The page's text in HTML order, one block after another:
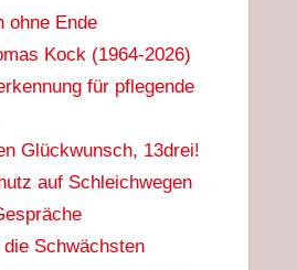
ohne Ende
Kock (1964-2026)
für pflegende
Glückwunsch, 13drei!
auf Schleichwegen
Schwächsten